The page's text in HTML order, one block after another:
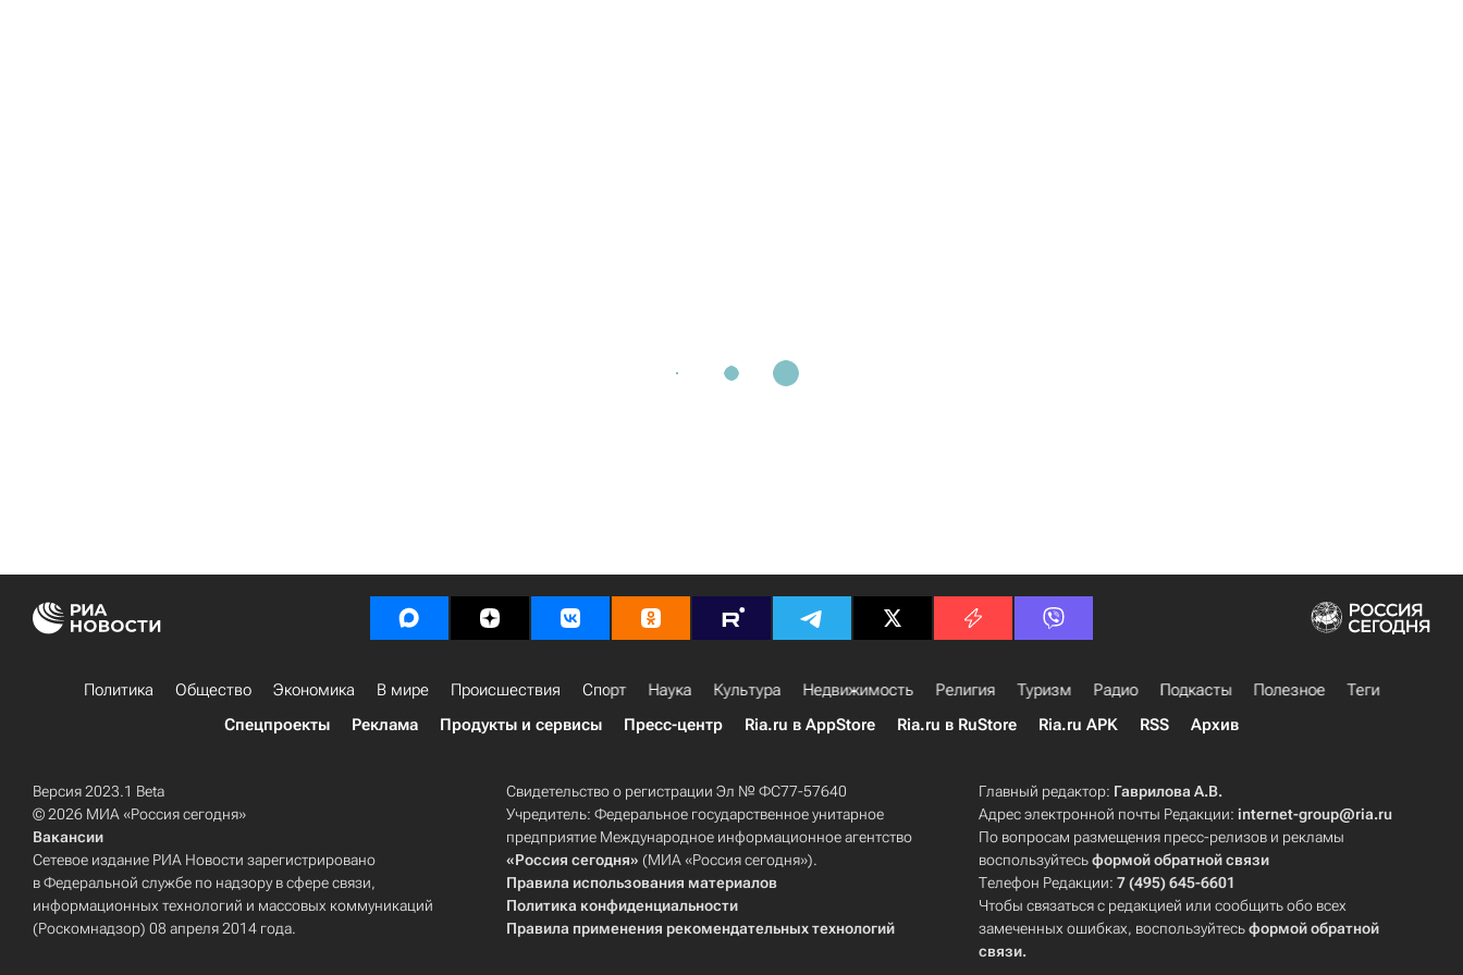
Политика Общество Экономика В мире Происшествия Спорт Наука Культура Недвижимость Религия Туризм Радио Подкасты Полезное
Теги
Спецпроекты
Реклама Продукты и сервисы Пресс-центр Ria.ru в AppStore Ria.ru в RuStore Ria.ru APK RSS Архив
Версия 2023.1 Beta
© 2026 МИА «Россия сегодня»
Вакансии
Сетевое издание РИА Новости зарегистрировано
в Федеральной службе по надзору в сфере связи,
информационных технологий и массовых коммуникаций
(Роскомнадзор) 08 апреля 2014 года.
Свидетельство о регистрации Эл № ФС77-57640
Учредитель: Федеральное государственное унитарное
предприятие Международное информационное агентство
«Россия сегодня» (МИА «Россия сегодня»).
Правила использования материалов
Политика конфиденциальности
Правила применения рекомендательных технологий
Главный редактор: Гаврилова А.В.
Адрес электронной почты Редакции:internet-group@ria.ru
По вопросам размещения пресс-релизов и рекламы
воспользуйтесьформой обратной связи
Телефон Редакции:7 (495) 645-6601
Чтобы связаться с редакцией или сообщить обо всех
замеченных ошибках, воспользуйтесьформой обратной
связи.